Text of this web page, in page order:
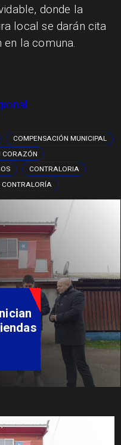
donde la
local se darán cita
en la comuna.
COMPENSACIÓN MUNICIPAL
CORAZÓN
CONTRALORIA